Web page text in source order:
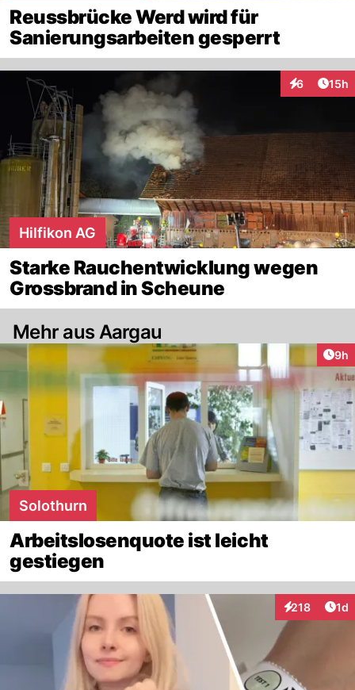
Reussbrücke Werd wird für
Sanierungsarbeiten gesperrt
6
Interaktionen
15h
Hilfikon AG
Starke Rauchentwicklung wegen
Grossbrand in Scheune
Mehr aus Aargau
9h
Solothurn
Arbeitslosenquote ist leicht
gestiegen
218
Interaktionen
1d